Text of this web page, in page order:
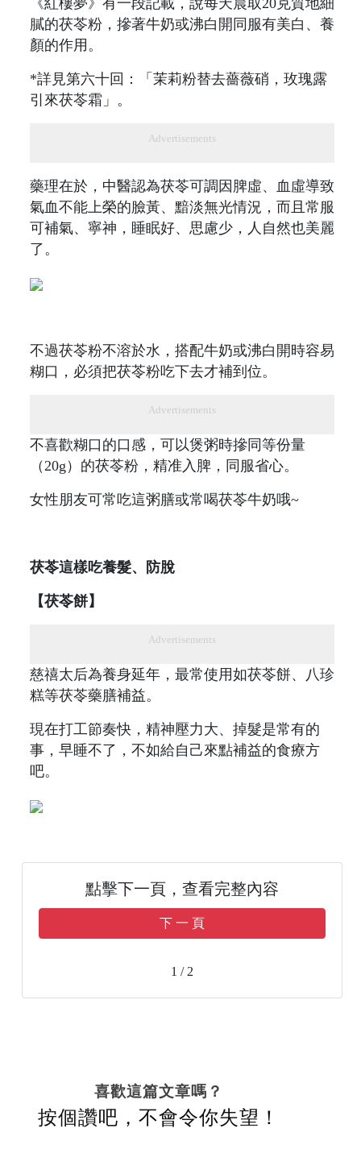
膩的茯苓粉，摻著牛奶或沸白開同服有美白、養
顏的作用。
*詳見第六十回：「茉莉粉替去薔薇硝，玫瑰露
引來茯苓霜」。
Advertisements
藥理在於，中醫認為茯苓可調因脾虛、血虛導致
氣血不能上榮的臉黃、黯淡無光情況，而且常服
可補氣、寧神，睡眠好、思慮少，人自然也美麗
了。
不過茯苓粉不溶於水，搭配牛奶或沸白開時容易
糊口，必須把茯苓粉吃下去才補到位。
Advertisements
不喜歡糊口的口感，可以煲粥時摻同等份量
（20g）的茯苓粉，精准入脾，同服省心。
女性朋友可常吃這粥膳或常喝茯苓牛奶哦~
茯苓這樣吃養髮、防脫
【茯苓餅】
Advertisements
慈禧太后為養身延年，最常使用如茯苓餅、八珍
糕等茯苓藥膳補益。
現在打工節奏快，精神壓力大、掉髮是常有的
事，早睡不了，不如給自己來點補益的食療方
吧。
點擊下一頁，查看完整內容
下 一 頁
1 / 2
喜歡這篇文章嗎？
按個讚吧，不會令你失望！